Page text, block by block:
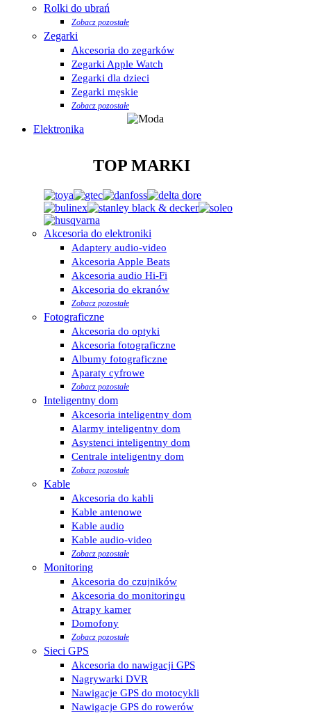
Rolki do ubrań
Zobacz pozostałe
Zegarki
Akcesoria do zegarków
Zegarki Apple Watch
Zegarki dla dzieci
Zegarki męskie
Zobacz pozostałe
Elektronika
TOP MARKI
Akcesoria do elektroniki
Adaptery audio-video
Akcesoria Apple Beats
Akcesoria audio Hi-Fi
Akcesoria do ekranów
Zobacz pozostałe
Fotograficzne
Akcesoria do optyki
Akcesoria fotograficzne
Albumy fotograficzne
Aparaty cyfrowe
Zobacz pozostałe
Inteligentny dom
Akcesoria inteligentny dom
Alarmy inteligentny dom
Asystenci inteligentny dom
Centrale inteligentny dom
Zobacz pozostałe
Kable
Akcesoria do kabli
Kable antenowe
Kable audio
Kable audio-video
Zobacz pozostałe
Monitoring
Akcesoria do czujników
Akcesoria do monitoringu
Atrapy kamer
Domofony
Zobacz pozostałe
Sieci GPS
Akcesoria do nawigacji GPS
Nagrywarki DVR
Nawigacje GPS do motocykli
Nawigacje GPS do rowerów